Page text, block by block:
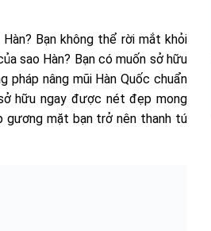
Bạn không thể rời mắt khỏi
sao Hàn? Bạn có muốn sở hữu
pháp nâng mũi Hàn Quốc chuẩn
hữu ngay được nét đẹp mong
gương mặt bạn trở nên thanh tú